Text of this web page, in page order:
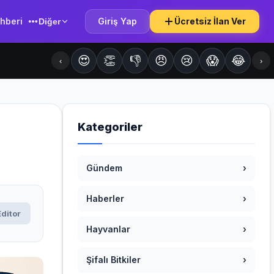
Diğer Giriş Yap Ücretsiz İlan Ver
‹ 😍 👏 👎 😠 😢 😱 😂 ›
Kategoriler
Gündem ›
Haberler ›
Hayvanlar ›
Şifalı Bitkiler ›